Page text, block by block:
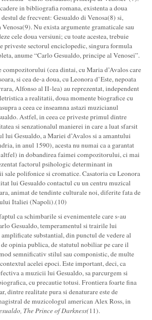
in bibliografia romana, existenta a doua
de frecvent: Gesualdo di Venosa(8) si,
Venosa(9). Nu exista argumente gramaticale sau
cele doua versiuni; cu toate acestea, trebuie
priveste sectorul enciclopedic, singura formula
anume “Carlo Gesualdo, principe al Venosei”.
compozitorului (cea dintai, cu Maria d’Avalos care
si cea de-a doua, cu Leonora d’Este, nepoata
Alfonso al II-lea) au reprezentat, independent
a realitatii, doua momente biografice cu
a ceea ce inseamna astazi muzicianul
Astfel, in ceea ce priveste primul dintre
si senzationalul manierei in care a luat sfarsit
lui Gesualdo, a Mariei d’Avalos si a amantului
in anul 1590), acesta nu numai ca a garantat
in dobandirea faimei compozitorului, ci mai
factorul psihologic determinant in
sale polifonice si cromatice. Casatoria cu Leonora
lui Gesualdo contactul cu un centru muzical
animat de tendinte culturale noi, diferite fata de
Italiei (Napoli).(10)
ca schimbarile si evenimentele care s-au
Gesualdo, temperamentul si trairile lui
substantial, din punctul de vedere al
opinia publica, de statutul nobiliar pe care il
semnificativ stilul sau componistic, de multe
acelei epoci. Este important, deci, ca
a muzicii lui Gesualdo, sa parcurgem si
cu precautie totusi. Frontiera foarte fina
dintre realitate pura si denaturare este de
de muzicologul american Alex Ross, in
The Prince of Darkness(11).